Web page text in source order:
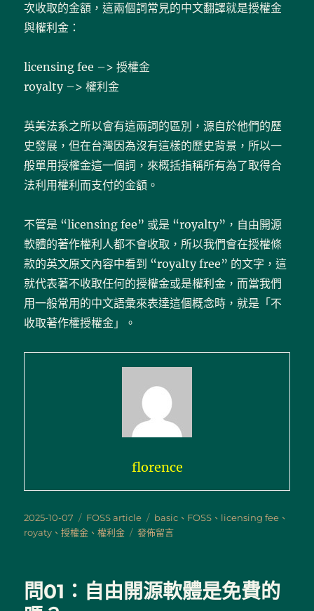
次收取的金額，這兩個詞常見的中文翻譯就是授權金
與權利金：
licensing fee –> 授權金
royalty –> 權利金
英美法系之所以會有這兩詞的區別，源自於他們的歷
史發展，但在台灣因為沒有這樣的歷史背景，所以一
般單用授權金這一個詞，來概括指稱所有為了取得合
法利用權利而支付的金額。
不管是 “licensing fee” 或是 “royalty”，自由開源
軟體的著作權利人都不會收取，所以我們會在授權條
款的英文原文內容中看到 “royalty free” 的文字，這
就代表著不收取任何的授權金或是權利金，而當我們
用一般常用的中文語彙來表達這個概念時，就是「不
收取著作權授權金」。
florence
發
佈
2025-10-07
分
類
FOSS article
標
籤
basic 、 FOSS 、 licensing fee 、
royaty 、授權金 、權利金
在
麼
發佈留言
問01：自由開源軟體是免費的